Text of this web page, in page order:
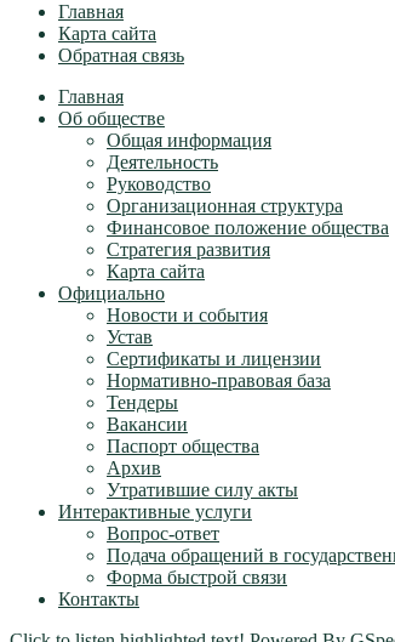
Главная
Карта сайта
Обратная связь
Главная
Об обществе
Общая информация
Деятельность
Руководство
Организационная структура
Финансовое положение общества
Стратегия развития
Карта сайта
Официально
Новости и события
Устав
Сертификаты и лицензии
Нормативно-правовая база
Тендеры
Вакансии
Паспорт общества
Архив
Утратившие силу акты
Интерактивные услуги
Вопрос-ответ
Подача обращений в
Форма быстрой связи
Контакты